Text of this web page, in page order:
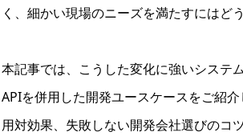
く、細かい現場のニーズを満たすにはど
本記事では、こうした変化に強いシステ
APIを併用した開発ユースケースをご紹
用対効果、失敗しない開発会社選びのコ